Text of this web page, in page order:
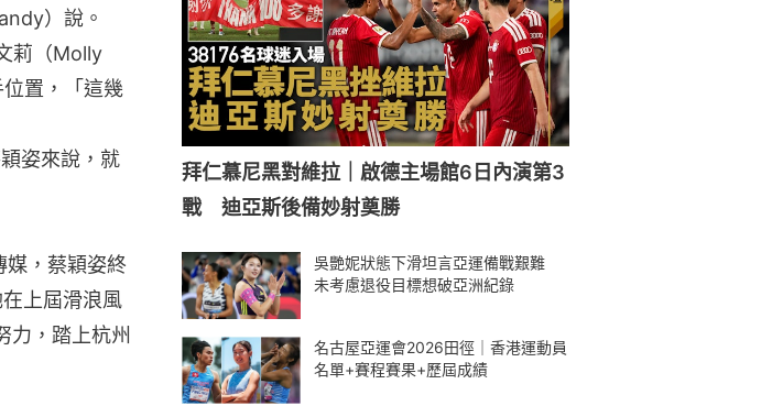
）說。
莉（Molly
置，「這幾
姿來說，就
媒，蔡穎姿終
上屆滑浪風
力，踏上杭州
拜仁慕尼黑對維拉｜啟德主場館6日內演第3
戰 迪亞斯後備妙射奠勝
吳艷妮狀態下滑坦言亞運備戰艱難
未考慮退役目標想破亞洲紀錄
名古屋亞運會2026田徑｜香港運動員
名單+賽程賽果+歷屆成績